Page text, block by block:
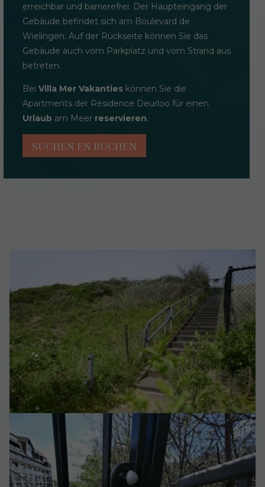
erreichbar und barrierefrei. Der Haupteingang der
Gebäude befindet sich am Boulevard de
Wielingen. Auf der Rückseite können Sie das
Gebäude auch vom Parkplatz und vom Strand aus
betreten.
Bei Villa Mer Vakanties können Sie die
Apartments der Résidence Deurloo für einen
Urlaub am Meer reservieren.
SUCHEN EN BUCHEN